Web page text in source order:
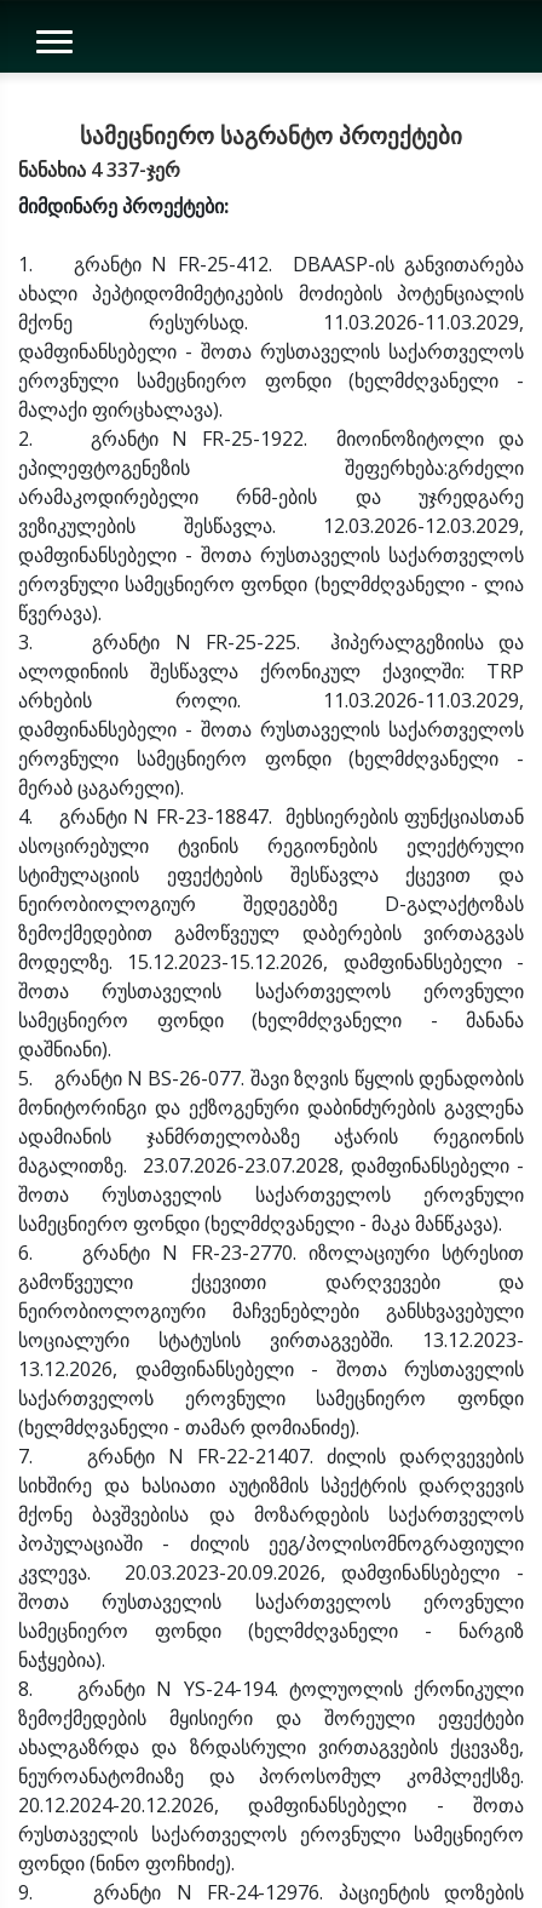
სამეცნიერო საგრანტო პროექტები
ნანახია 4 337-ჯერ
მიმდინარე პროექტები:
1. გრანტი N FR-25-412. DBAASP-ის განვითარება
ახალი პეპტიდომიმეტიკების მოძიების პოტენციალის
მქონე რესურსად. 11.03.2026-11.03.2029,
დამფინანსებელი - შოთა რუსთაველის საქართველოს
ეროვნული სამეცნიერო ფონდი (ხელმძღვანელი -
მალაქი ფირცხალავა).
2. გრანტი N FR-25-1922. მიოინოზიტოლი და
ეპილეფტოგენეზის შეფერხება:გრძელი
არამაკოდირებელი რნმ-ების და უჯრედგარე
ვეზიკულების შესწავლა. 12.03.2026-12.03.2029,
დამფინანსებელი - შოთა რუსთაველის საქართველოს
ეროვნული სამეცნიერო ფონდი (ხელმძღვანელი - ლია
წვერავა).
3. გრანტი N FR-25-225. ჰიპერალგეზიისა და
ალოდინიის შესწავლა ქრონიკულ ქავილში: TRP
არხების როლი. 11.03.2026-11.03.2029,
დამფინანსებელი - შოთა რუსთაველის საქართველოს
ეროვნული სამეცნიერო ფონდი (ხელმძღვანელი -
მერაბ ცაგარელი).
4. გრანტი N FR-23-18847. მეხსიერების ფუნქციასთან
ასოცირებული ტვინის რეგიონების ელექტრული
სტიმულაციის ეფექტების შესწავლა ქცევით და
ნეირობიოლოგიურ შედეგებზე D-გალაქტოზას
ზემოქმედებით გამოწვეულ დაბერების ვირთაგვას
მოდელზე. 15.12.2023-15.12.2026, დამფინანსებელი -
შოთა რუსთაველის საქართველოს ეროვნული
სამეცნიერო ფონდი (ხელმძღვანელი - მანანა
დაშნიანი).
5. გრანტი N BS-26-077. შავი ზღვის წყლის დენადობის
მონიტორინგი და ექზოგენური დაბინძურების გავლენა
ადამიანის ჯანმრთელობაზე აჭარის რეგიონის
მაგალითზე. 23.07.2026-23.07.2028, დამფინანსებელი -
შოთა რუსთაველის საქართველოს ეროვნული
სამეცნიერო ფონდი (ხელმძღვანელი - მაკა მანწკავა).
6. გრანტი N FR-23-2770. იზოლაციური სტრესით
გამოწვეული ქცევითი დარღვევები და
ნეირობიოლოგიური მაჩვენებლები განსხვავებული
სოციალური სტატუსის ვირთაგვებში. 13.12.2023-
13.12.2026, დამფინანსებელი - შოთა რუსთაველის
საქართველოს ეროვნული სამეცნიერო ფონდი
(ხელმძღვანელი - თამარ დომიანიძე).
7. გრანტი N FR-22-21407. ძილის დარღვევების
სიხშირე და ხასიათი აუტიზმის სპექტრის დარღვევის
მქონე ბავშვებისა და მოზარდების საქართველოს
პოპულაციაში - ძილის ეეგ/პოლისომნოგრაფიული
კვლევა. 20.03.2023-20.09.2026, დამფინანსებელი -
შოთა რუსთაველის საქართველოს ეროვნული
სამეცნიერო ფონდი (ხელმძღვანელი - ნარგიზ
ნაჭყებია).
8. გრანტი N YS-24-194. ტოლუოლის ქრონიკული
ზემოქმედების მყისიერი და შორეული ეფექტები
ახალგაზრდა და ზრდასრული ვირთაგვების ქცევაზე,
ნეუროანატომიაზე და პოროსომულ კომპლექსზე.
20.12.2024-20.12.2026, დამფინანსებელი - შოთა
რუსთაველის საქართველოს ეროვნული სამეცნიერო
ფონდი (ნინო ფოჩხიძე).
9. გრანტი N FR-24-12976. პაციენტის დოზების